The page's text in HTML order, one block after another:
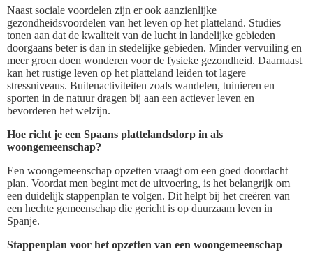
Naast sociale voordelen zijn er ook aanzienlijke
gezondheidsvoordelen van het leven op het platteland. Studies
tonen aan dat de kwaliteit van de lucht in landelijke gebieden
doorgaans beter is dan in stedelijke gebieden. Minder vervuiling en
meer groen doen wonderen voor de fysieke gezondheid. Daarnaast
kan het rustige leven op het platteland leiden tot lagere
stressniveaus. Buitenactiviteiten zoals wandelen, tuinieren en
sporten in de natuur dragen bij aan een actiever leven en
bevorderen het welzijn.
Hoe richt je een Spaans plattelandsdorp in als
woongemeenschap?
Een woongemeenschap opzetten vraagt om een goed doordacht
plan. Voordat men begint met de uitvoering, is het belangrijk om
een duidelijk stappenplan te volgen. Dit helpt bij het creëren van
een hechte gemeenschap die gericht is op duurzaam leven in
Spanje.
Stappenplan voor het opzetten van een woongemeenschap